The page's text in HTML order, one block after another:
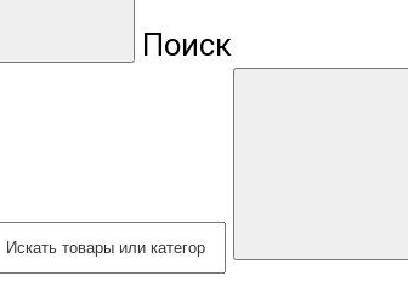
Поиск